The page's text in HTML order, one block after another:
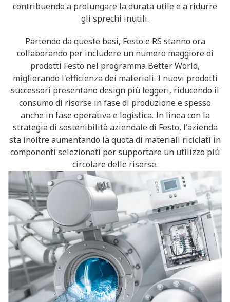
contribuendo a prolungare la durata utile e a ridurre
gli sprechi inutili.
Partendo da queste basi, Festo e RS stanno ora
collaborando per includere un numero maggiore di
prodotti Festo nel programma Better World,
migliorando l'efficienza dei materiali. I nuovi prodotti
successori presentano design più leggeri, riducendo il
consumo di risorse in fase di produzione e spesso
anche in fase operativa e logistica. In linea con la
strategia di sostenibilità aziendale di Festo, l'azienda
sta inoltre aumentando la quota di materiali riciclati in
componenti selezionati per supportare un utilizzo più
circolare delle risorse.